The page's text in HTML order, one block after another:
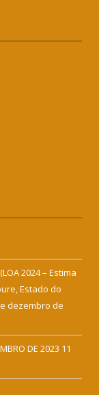
2024 – Estima
Estado do
dezembro de
DE 2023 11